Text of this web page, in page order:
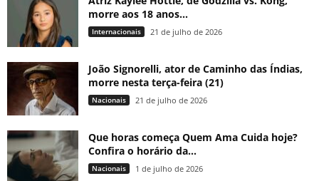
morre aos 18 anos...
Internacionais 21 de julho de 2026
João Signorelli, ator de Caminho das Índias,
morre nesta terça-feira (21)
Nacionais 21 de julho de 2026
Que horas começa Quem Ama Cuida hoje?
Confira o horário da...
Nacionais 1 de julho de 2026